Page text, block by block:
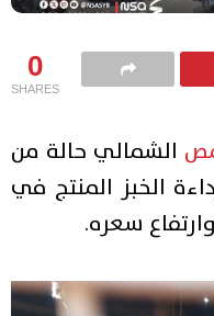
0
SHARES
الشمالي حالة من
الخبز المنتج في
سعره.